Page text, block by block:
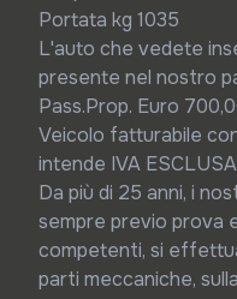
Portata kg 1035
L'auto che vedete
presente nel nostro
Pass.Prop. Euro
Veicolo fatturabile
intende IVA
Da più di 25 anni, i
sempre previo prova
competenti, si
parti meccaniche,